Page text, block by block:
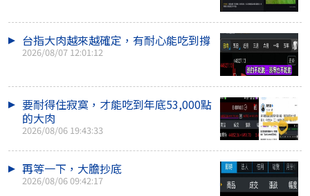
台指大肉越來越確定，有耐心能吃到撐
2026/08/07 12:01:12
要耐得住寂寞，才能吃到年底53,000點
的大肉
2026/08/06 19:43:33
再等一下，大膽抄底
2026/08/06 09:42:17